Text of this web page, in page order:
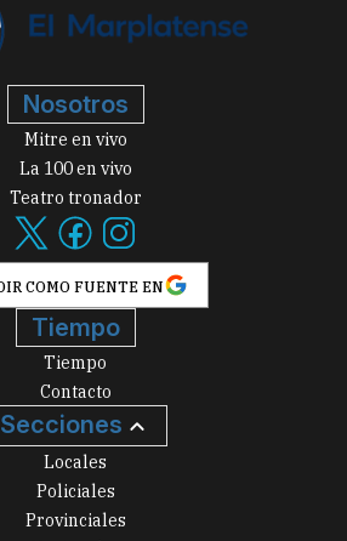
Nosotros
Mitre en vivo
La 100 en vivo
Teatro tronador
COMO FUENTE EN
Tiempo
Tiempo
Contacto
Secciones
Locales
Policiales
Provinciales